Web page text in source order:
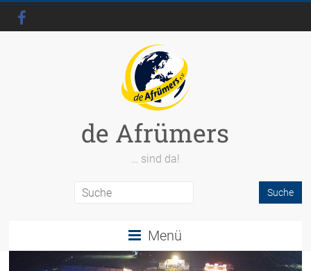
de Afrümers
… sind da!
Menü